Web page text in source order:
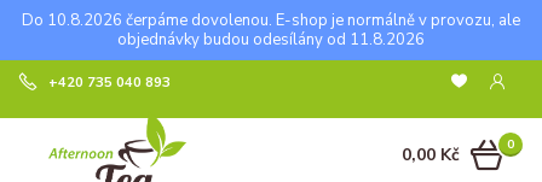
Do 10.8.2026 čerpáme dovolenou. E-shop je normálně v provozu, ale
objednávky budou odesílány od 11.8.2026
+420 735 040 893
0
0,00 Kč